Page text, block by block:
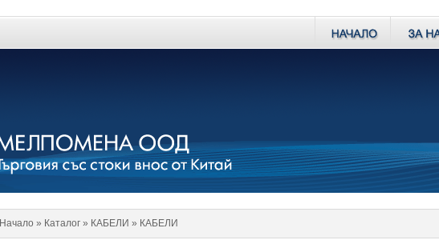
Начало » Каталог » КАБЕЛИ » КАБЕЛИ